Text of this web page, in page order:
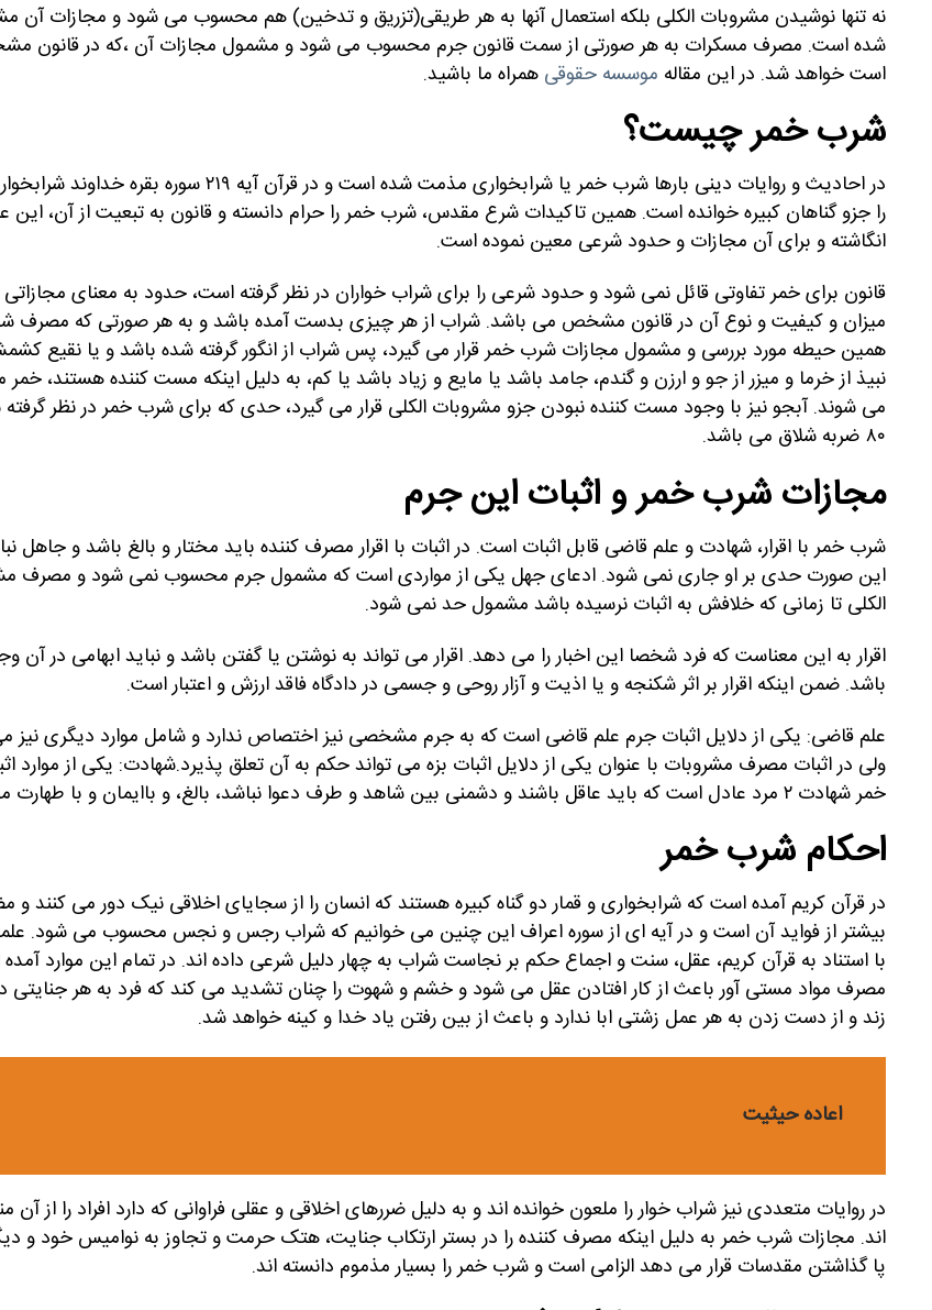
نه تنها نوشیدن مشروبات الکلی بلکه استعمال آنها به هر طریقی(تزریق و تدخین) هم محسوب می شود و مجازات
شده است. مصرف مسکرات به هر صورتی از سمت قانون جرم محسوب می شود و مشمول مجازات آن ،که در قانون
است خواهد شد. در این مقاله موسسه حقوقی همراه ما باشید.
شرب خمر چیست؟
در احادیث و روایات دینی بارها شرب خمر یا شرابخواری مذمت شده است و در قرآن آیه ۲۱۹
را جزو گناهان کبیره خوانده است. همین تاکیدات شرع مقدس، شرب خمر را حرام دانسته و قانون به تبعیت از آن، این
انگاشته و برای آن مجازات و حدود شرعی معین نموده است.
قانون برای خمر تفاوتی قائل نمی شود و حدود شرعی را برای شراب خواران در نظر گرفته است، حدود به معنای
میزان و کیفیت و نوع آن در قانون مشخص می باشد. شراب از هر چیزی بدست آمده باشد و به هر صورتی که مصرف
همین حیطه مورد بررسی و مشمول مجازات شرب خمر قرار می گیرد، پس شراب از انگور گرفته شده باشد و یا نقیع
نبیذ از خرما و میزر از جو و ارزن و گندم، جامد باشد یا مایع و زیاد باشد یا کم، به دلیل اینکه مست کننده هستند،
می شوند. آبجو نیز با وجود مست کننده نبودن جزو مشروبات الکلی قرار می گیرد، حدی که برای شرب خمر در نظر
۸۰ ضربه شلاق می باشد.
مجازات شرب خمر و اثبات این جرم
شرب خمر با اقرار، شهادت و علم قاضی قابل اثبات است. در اثبات با اقرار مصرف کننده باید مختار و بالغ باشد و جاهل
این صورت حدی بر او جاری نمی شود. ادعای جهل یکی از مواردی است که مشمول جرم محسوب نمی شود و مصرف
الکلی تا زمانی که خلافش به اثبات نرسیده باشد مشمول حد نمی شود.
اقرار به این معناست که فرد شخصا این اخبار را می دهد. اقرار می تواند به نوشتن یا گفتن باشد و نباید ابهامی در آن
باشد. ضمن اینکه اقرار بر اثر شکنجه و یا اذیت و آزار روحی و جسمی در دادگاه فاقد ارزش و اعتبار است.
علم قاضی: یکی از دلایل اثبات جرم علم قاضی است که به جرم مشخصی نیز اختصاص ندارد و شامل موارد دیگری نیز
ولی در اثبات مصرف مشروبات با عنوان یکی از دلایل اثبات بزه می تواند حکم به آن تعلق پذیرد.شهادت: یکی از موارد
خمر شهادت ۲ مرد عادل است که باید عاقل باشند و دشمنی بین شاهد و طرف دعوا نباشد، بالغ، و باایمان و با طهارت مولد باشد.
احکام شرب خمر
در قرآن کریم آمده است که شرابخواری و قمار دو گناه کبیره هستند که انسان را از سجایای اخلاقی نیک دور می کنند و
بیشتر از فواید آن است و در آیه ای از سوره اعراف این چنین می خوانیم که شراب رجس و نجس محسوب می شود.
با استناد به قرآن کریم، عقل، سنت و اجماع حکم بر نجاست شراب به چهار دلیل شرعی داده اند. در تمام این موارد
مصرف مواد مستی آور باعث از کار افتادن عقل می شود و خشم و شهوت را چنان تشدید می کند که فرد به هر
زند و از دست زدن به هر عمل زشتی ابا ندارد و باعث از بین رفتن یاد خدا و کینه خواهد شد.
اعاده حیثیت
در روایات متعددی نیز شراب خوار را ملعون خوانده اند و به دلیل ضررهای اخلاقی و عقلی فراوانی که دارد افراد را از آن
اند. مجازات شرب خمر به دلیل اینکه مصرف کننده را در بستر ارتکاب جنایت، هتک حرمت و تجاوز به نوامیس خود و
پا گذاشتن مقدسات قرار می دهد الزامی است و شرب خمر را بسیار مذموم دانسته اند.